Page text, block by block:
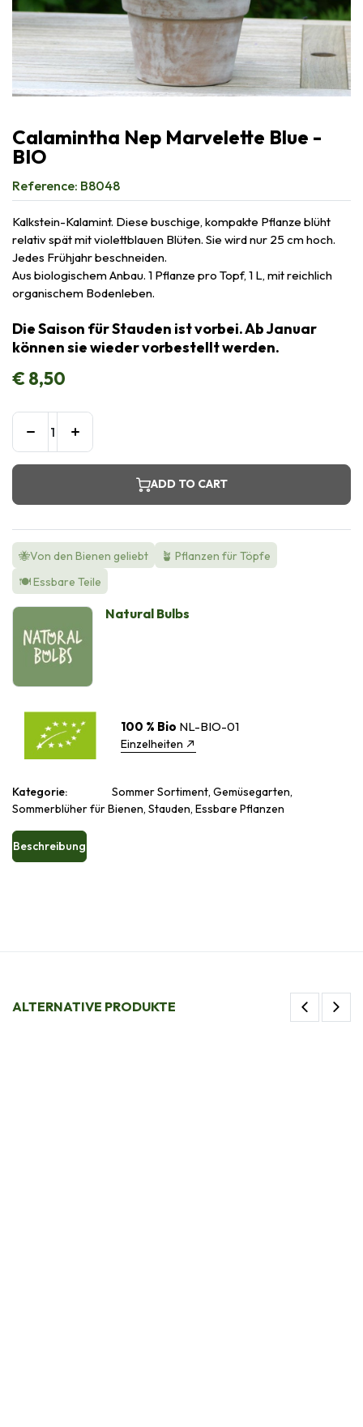
Calamintha Nep Marvelette Blue -
BIO
Reference: B8048
Kalkstein-Kalamint. Diese buschige, kompakte Pflanze blüht
relativ spät mit violettblauen Blüten. Sie wird nur 25 cm hoch.
Jedes Frühjahr beschneiden.
Aus biologischem Anbau. 1 Pflanze pro Topf, 1 L, mit reichlich
organischem Bodenleben.
Die Saison für Stauden ist vorbei. Ab Januar
können sie wieder vorbestellt werden.
€8,50
ADD TO CART
🐝Von den Bienen geliebt
🪴 Pflanzen für Töpfe
🍽️ Essbare Teile
Natural Bulbs
100 % Bio NL-BIO-01
Einzelheiten
Kategorie:
Sommer Sortiment, Gemüsegarten,
Sommerblüher für Bienen, Stauden, Essbare Pflanzen
Beschreibung
ALTERNATIVE PRODUKTE